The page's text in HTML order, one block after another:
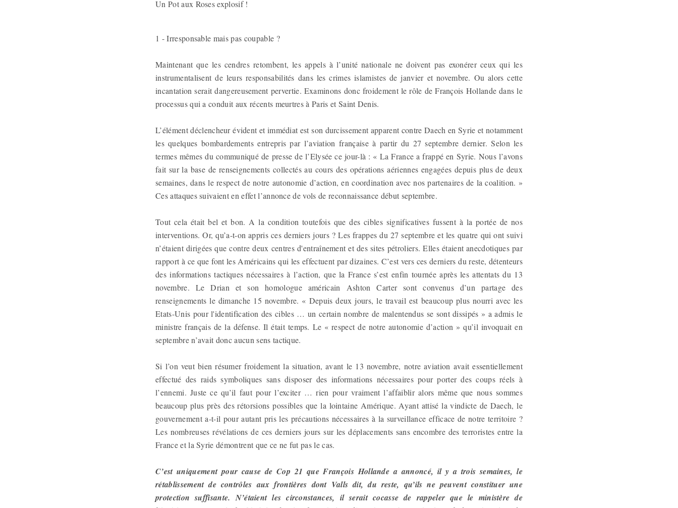
Un Pot aux Roses explosif !
1 - Irresponsable mais pas coupable ?
Maintenant que les cendres retombent, les appels à l’unité nationale ne doivent pas exonérer ceux qui les
instrumentalisent de leurs responsabilités dans les crimes islamistes de janvier et novembre. Ou alors cette
incantation serait dangereusement pervertie. Examinons donc froidement le rôle de François Hollande dans le
processus qui a conduit aux récents meurtres à Paris et Saint Denis.
L’élément déclencheur évident et immédiat est son durcissement apparent contre Daech en Syrie et notamment
les quelques bombardements entrepris par l’aviation française à partir du 27 septembre dernier. Selon les
termes mêmes du communiqué de presse de l’Elysée ce jour-là : « La France a frappé en Syrie. Nous l’avons
fait sur la base de renseignements collectés au cours des opérations aériennes engagées depuis plus de deux
semaines, dans le respect de notre autonomie d’action, en coordination avec nos partenaires de la coalition. »
Ces attaques suivaient en effet l’annonce de vols de reconnaissance début septembre.
Tout cela était bel et bon. A la condition toutefois que des cibles significatives fussent à la portée de nos
interventions. Or, qu’a-t-on appris ces derniers jours ? Les frappes du 27 septembre et les quatre qui ont suivi
n’étaient dirigées que contre deux centres d'entraînement et des sites pétroliers. Elles étaient anecdotiques par
rapport à ce que font les Américains qui les effectuent par dizaines. C’est vers ces derniers du reste, détenteurs
des informations tactiques nécessaires à l’action, que la France s’est enfin tournée après les attentats du 13
novembre. Le Drian et son homologue américain Ashton Carter sont convenus d’un partage des
renseignements le dimanche 15 novembre. « Depuis deux jours, le travail est beaucoup plus nourri avec les
Etats-Unis pour l'identification des cibles … un certain nombre de malentendus se sont dissipés » a admis le
ministre français de la défense. Il était temps. Le « respect de notre autonomie d’action » qu’il invoquait en
septembre n’avait donc aucun sens tactique.
Si l’on veut bien résumer froidement la situation, avant le 13 novembre, notre aviation avait essentiellement
effectué des raids symboliques sans disposer des informations nécessaires pour porter des coups réels à
l’ennemi. Juste ce qu’il faut pour l’exciter … rien pour vraiment l’affaiblir alors même que nous sommes
beaucoup plus près des rétorsions possibles que la lointaine Amérique. Ayant attisé la vindicte de Daech, le
gouvernement a-t-il pour autant pris les précautions nécessaires à la surveillance efficace de notre territoire ?
Les nombreuses révélations de ces derniers jours sur les déplacements sans encombre des terroristes entre la
France et la Syrie démontrent que ce ne fut pas le cas.
C’est uniquement pour cause de Cop 21 que François Hollande a annoncé, il y a trois semaines, le
rétablissement de contrôles aux frontières dont Valls dit, du reste, qu’ils ne peuvent constituer une
protection suffisante. N’étaient les circonstances, il serait cocasse de rappeler que le ministère de